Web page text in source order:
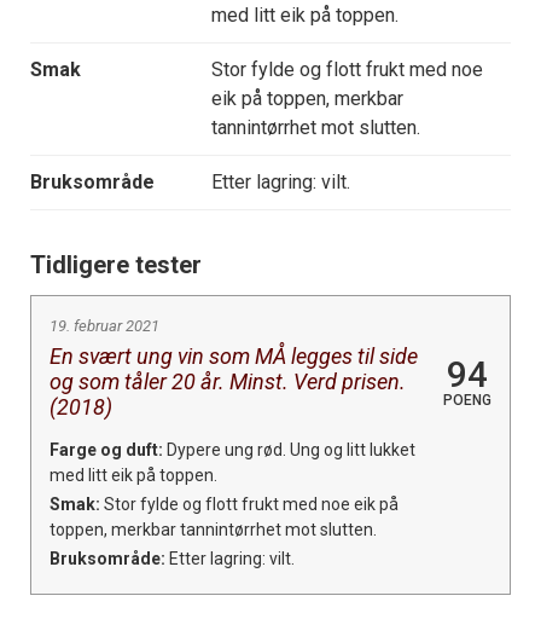
med litt eik på toppen.
Smak
Stor fylde og flott frukt med noe
eik på toppen, merkbar
tannintørrhet mot slutten.
Bruksområde Etter lagring: vilt.
Tidligere tester
19. februar 2021
En svært ung vin som MÅ legges til side
og som tåler 20 år. Minst. Verd prisen.
(2018)
94
POENG
Farge og duft: Dypere ung rød. Ung og litt lukket
med litt eik på toppen.
Smak: Stor fylde og flott frukt med noe eik på
toppen, merkbar tannintørrhet mot slutten.
Bruksområde: Etter lagring: vilt.